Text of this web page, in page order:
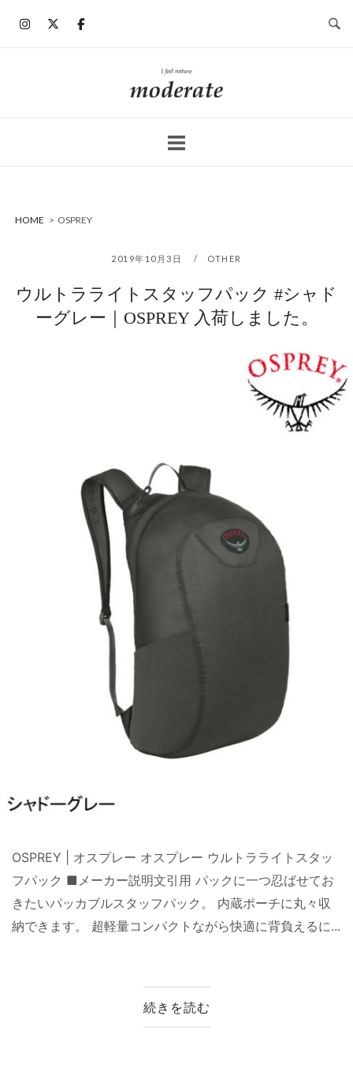
ホ
ー
HOME > OSPREY
2019年10月3日 OTHER
ウルトラライトスタッフパック #シャド
ーグレー｜OSPREY 入荷しました。
OSPREY | オスプレー オスプレー ウルトラライトスタッ
フパック ■メーカー説明文引用 パックに一つ忍ばせてお
きたいパッカブルスタッフパック。 内蔵ポーチに丸々収
納できます。 超軽量コンパクトながら快適に背負えるに...
続きを読む